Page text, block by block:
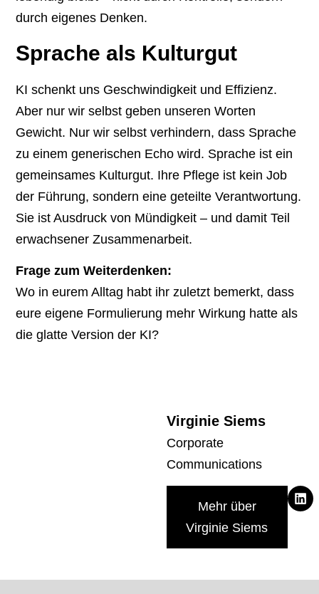
durch eigenes Denken.
Sprache als Kulturgut
KI schenkt uns Geschwindigkeit und Effizienz.
Aber nur wir selbst geben unseren Worten
Gewicht. Nur wir selbst verhindern, dass Sprache
zu einem generischen Echo wird. Sprache ist ein
gemeinsames Kulturgut. Ihre Pflege ist kein Job
der Führung, sondern eine geteilte Verantwortung.
Sie ist Ausdruck von Mündigkeit – und damit Teil
erwachsener Zusammenarbeit.
Frage zum Weiterdenken:
Wo in eurem Alltag habt ihr zuletzt bemerkt, dass
eure eigene Formulierung mehr Wirkung hatte als
die glatte Version der KI?
Virginie Siems
Corporate
Communications
Mehr über
Virginie Siems